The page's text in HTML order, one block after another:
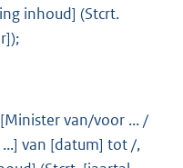
inhoud] (Stcrt.
van/voor ... /
...] van [datum] tot /,